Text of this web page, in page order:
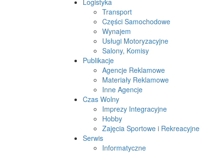
Logistyka
Transport
Części Samochodowe
Wynajem
Usługi Motoryzacyjne
Salony, Komisy
Publikacje
Agencje Reklamowe
Materiały Reklamowe
Inne Agencje
Czas Wolny
Imprezy Integracyjne
Hobby
Zajęcia Sportowe i Rekreacyjne
Serwis
Informatyczne